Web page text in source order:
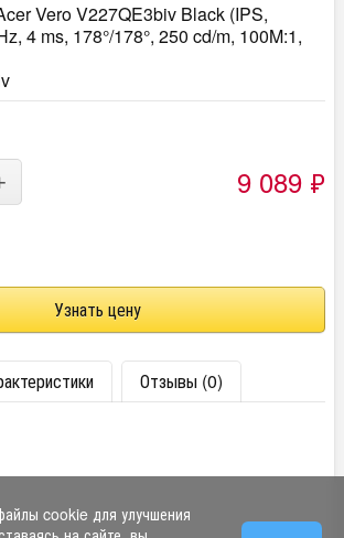
Vero V227QE3biv Black (IPS,
4 ms, 178°/178°, 250 cd/m, 100M:1,
9 089 ₽
Узнать цену
Отзывы (0)
cookie для улучшения